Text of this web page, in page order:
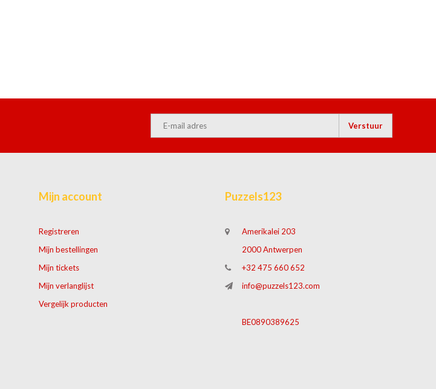
Verstuur
Mijn account
Registreren
Mijn bestellingen
Mijn tickets
Mijn verlanglijst
Vergelijk producten
Puzzels123
Amerikalei 203
2000 Antwerpen
+32 475 660 652
info@puzzels123.com
BE0890389625